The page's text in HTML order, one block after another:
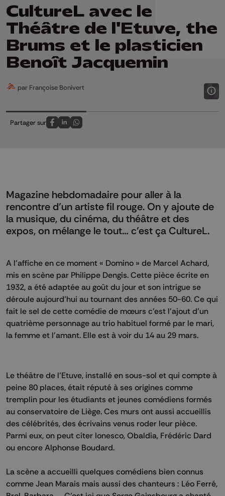
CultureL avec le
Théâtre de l'Etuve, the
Brums et le plasticien
Benoît Jacquemin
par Françoise Bonivert
Partager sur
Partagez sur FaceBook
Partagez sur LinkedIn
Partagez sur Whatsapp
Magazine hebdomadaire pour aller à la
rencontre d’un artiste fil rouge. On y ajoute de
la musique, du cinéma, du théâtre et des
expos, on mélange le tout… c’est ça CultureL.
A l’affiche en ce moment « Domino » de Marcel Achard,
mis en scène par Philippe Dengis. Cette pièce écrite en
1932, a été adaptée au goût du jour et son intrigue se
déroule aujourd’hui au tournant des années 50-60. Ce qui
fait le sel de cette comédie de mœurs c’est l’ajout d’un
quatrième personnage au trio habituel formé par le mari,
la femme et l’amant. Elle est à voir du 14 au 29 mars.
Le théâtre de l’Etuve, installé en sous-sol et qui compte à
peine 80 places, était réputé à ses origines comme
tremplin pour les étudiants et jeunes comédiens formés
au conservatoire de Liège. Ces murs ont aussi accueillis
des célébrités, des écrivains venus roder leur pièce.
Parmi eux, on peut citer Ionesco, Obaldia, Frédéric Dard
ou encore Alphonse Boudard.
La scène a accueilli quelques comédiens bien connus
comme Jean Marais mais aussi des chanteurs : Léo Ferré,